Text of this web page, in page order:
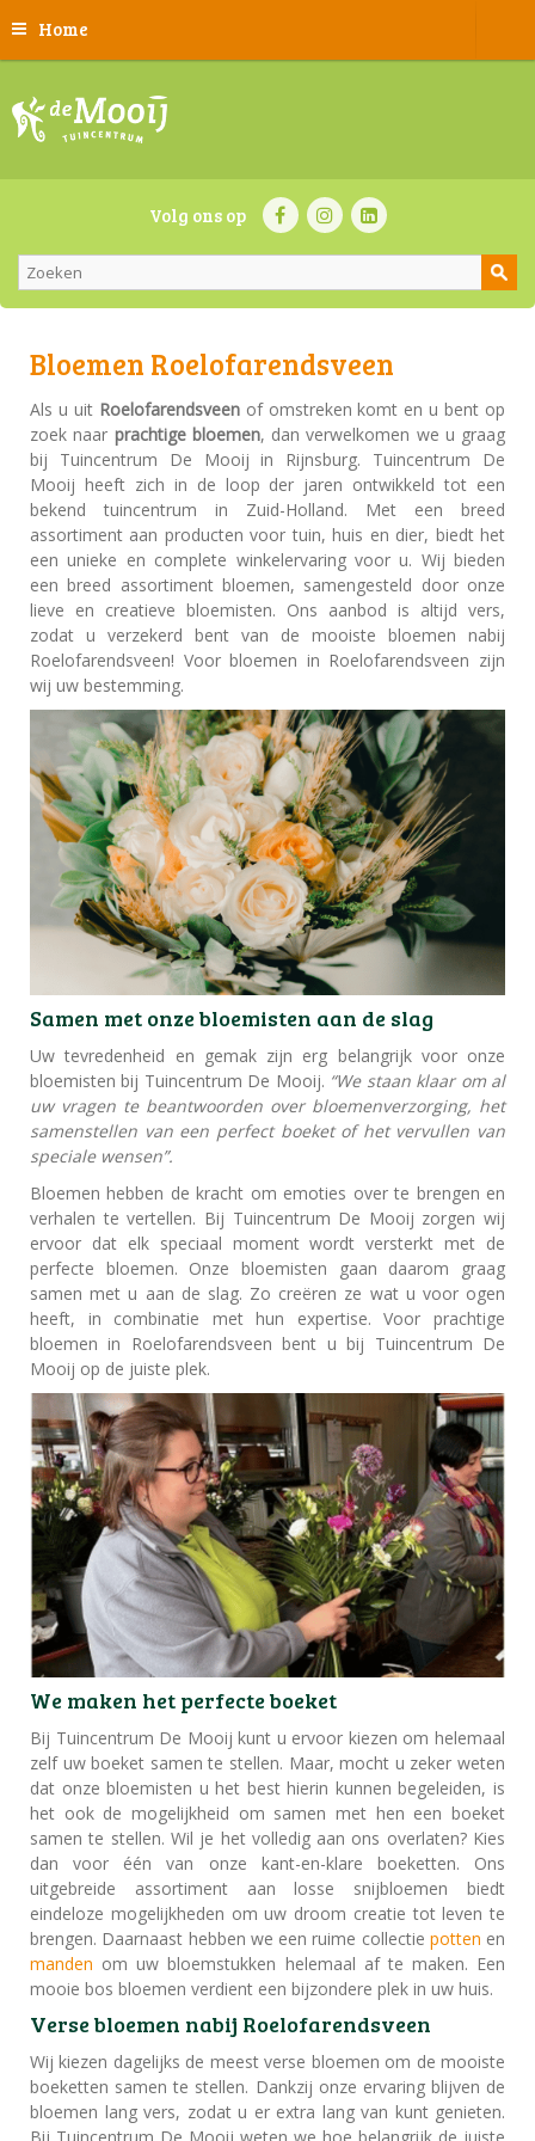
Home
Volg ons op
Bloemen Roelofarendsveen
Als u uit Roelofarendsveenof omstreken komt en u bent op
zoek naar prachtige bloemen, dan verwelkomen we u graag
bij Tuincentrum De Mooij in Rijnsburg. Tuincentrum De
Mooij heeft zich in de loop der jaren ontwikkeld tot een
bekend tuincentrum in Zuid-Holland. Met een breed
assortiment aan producten voor tuin, huis en dier, biedt het
een unieke en complete winkelervaring voor u. Wij bieden
een breed assortiment bloemen, samengesteld door onze
lieve en creatieve bloemisten. Ons aanbod is altijd vers,
zodat u verzekerd bent van de mooiste bloemen nabij
Roelofarendsveen! Voor bloemen in Roelofarendsveen zijn
wij uw bestemming.
Samen met onze bloemisten aan de slag
Uw tevredenheid en gemak zijn erg belangrijk voor onze
bloemisten bij Tuincentrum De Mooij. “We staan klaar om al
uw vragen te beantwoorden over bloemenverzorging, het
samenstellen van een perfect boeket of het vervullen van
speciale wensen”.
Bloemen hebben de kracht om emoties over te brengen en
verhalen te vertellen. Bij Tuincentrum De Mooij zorgen wij
ervoor dat elk speciaal moment wordt versterkt met de
perfecte bloemen. Onze bloemisten gaan daarom graag
samen met u aan de slag. Zo creëren ze wat u voor ogen
heeft, in combinatie met hun expertise. Voor prachtige
bloemen in Roelofarendsveen bent u bij Tuincentrum De
Mooij op de juiste plek.
We maken het perfecte boeket
Bij Tuincentrum De Mooij kunt u ervoor kiezen om helemaal
zelf uw boeket samen te stellen. Maar, mocht u zeker weten
dat onze bloemisten u het best hierin kunnen begeleiden, is
het ook de mogelijkheid om samen met hen een boeket
samen te stellen. Wil je het volledig aan ons overlaten? Kies
dan voor één van onze kant-en-klare boeketten. Ons
uitgebreide assortiment aan losse snijbloemen biedt
eindeloze mogelijkheden om uw droom creatie tot leven te
brengen. Daarnaast hebben we een ruime collectie potten en
manden om uw bloemstukken helemaal af te maken. Een
mooie bos bloemen verdient een bijzondere plek in uw huis.
Verse bloemen nabij Roelofarendsveen
Wij kiezen dagelijks de meest verse bloemen om de mooiste
boeketten samen te stellen. Dankzij onze ervaring blijven de
bloemen lang vers, zodat u er extra lang van kunt genieten.